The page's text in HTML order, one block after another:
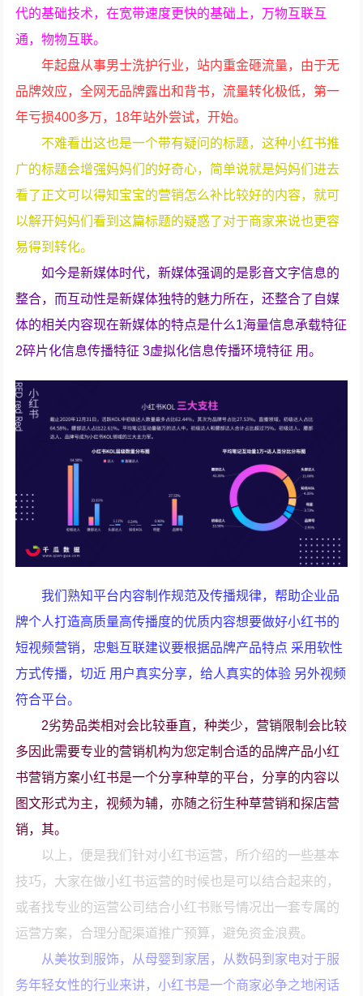
代的基础技术，在宽带速度更快的基础上，万物互联互
通，物物互联。
年起盘从事男士洗护行业，站内重金砸流量，由于无
品牌效应，全网无品牌露出和背书，流量转化极低，第一
年亏损400多万，18年站外尝试，开始。
不难看出这也是一个带有疑问的标题，这种小红书推
广的标题会增强妈妈们的好奇心，简单说就是妈妈们进去
看了正文可以得知宝宝的营销怎么补比较好的内容，就可
以解开妈妈们看到这篇标题的疑惑了对于商家来说也更容
易得到转化。
如今是新媒体时代，新媒体强调的是影音文字信息的
整合，而互动性是新媒体独特的魅力所在，还整合了自媒
体的相关内容现在新媒体的特点是什么1海量信息承载特征
2碎片化信息传播特征 3虚拟化信息传播环境特征 用。
我们熟知平台内容制作规范及传播规律，帮助企业品
牌个人打造高质量高传播度的优质内容想要做好小红书的
短视频营销，忠魁互联建议要根据品牌产品特点 采用软性
方式传播，切近 用户真实分享，给人真实的体验 另外视频
符合平台。
2劣势品类相对会比较垂直，种类少，营销限制会比较
多因此需要专业的营销机构为您定制合适的品牌产品小红
书营销方案小红书是一个分享种草的平台，分享的内容以
图文形式为主，视频为辅，亦随之衍生种草营销和探店营
销，其。
以上，便是我们针对小红书运营，所介绍的一些基本
技巧，大家在做小红书运营的时候也是可以结合起来的，
或者找专业的运营公司结合小红书账号情况出一套专属的
运营方案，合理分配渠道推广预算，避免资金浪费。
从美妆到服饰，从母婴到家居，从数码到家电对于服
务年轻女性的行业来讲，小红书是一个商家必争之地闲话